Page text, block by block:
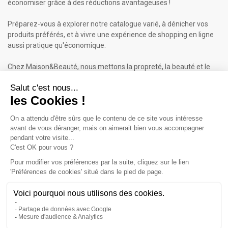
économiser grâce à des réductions avantageuses !
Préparez-vous à explorer notre catalogue varié, à dénicher vos
produits préférés, et à vivre une expérience de shopping en ligne
aussi pratique qu'économique.
Chez Maison&Beauté, nous mettons la propreté, la beauté et le
Maison & Beauté : Informations
À propos de nous
Conditions générales de vente (CGV)
Plan du site
Contactez-nous
Inscrivez-vous à notre Newsletter